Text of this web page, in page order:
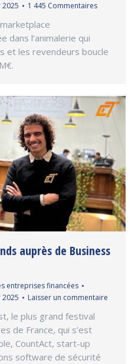
1 445 Commentaires
dans l’animalerie qui
et les revendeurs boucle
auprès de Business
entreprises financées
Laisser un commentaire
le plus grand festival
de France, qui s’est
CountAct, start-up
software de sécurité